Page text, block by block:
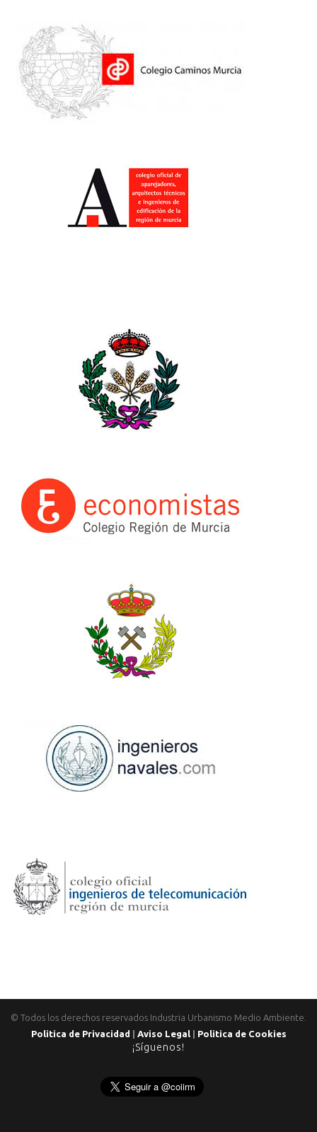
© Todos los derechos reservados Industria Urbanismo Medio Ambiente.
Politica de Privacidad
Aviso Legal| Politica de Cookies
¡Síguenos!